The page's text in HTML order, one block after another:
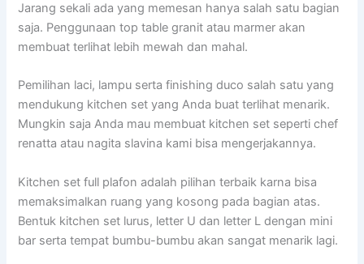
Jarang sekali ada yang memesan hanya salah satu bagian
saja. Penggunaan top table granit atau marmer akan
membuat terlihat lebih mewah dan mahal.
Pemilihan laci, lampu serta finishing duco salah satu yang
mendukung kitchen set yang Anda buat terlihat menarik.
Mungkin saja Anda mau membuat kitchen set seperti chef
renatta atau nagita slavina kami bisa mengerjakannya.
Kitchen set full plafon adalah pilihan terbaik karna bisa
memaksimalkan ruang yang kosong pada bagian atas.
Bentuk kitchen set lurus, letter U dan letter L dengan mini
bar serta tempat bumbu-bumbu akan sangat menarik lagi.